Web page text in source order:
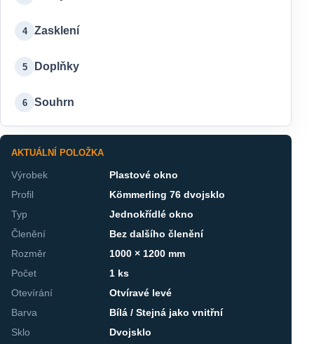
4 Zasklení
5 Doplňky
6 Souhrn
AKTUÁLNÍ POLOŽKA
Výrobek
Plastové okno
Profil
Kömmerling 76 dvojsklo
Typ
Jednokřídlé okno
Členění
Bez dalšího členění
Rozměr
1000 × 1200 mm
Počet
1 ks
Otevírání
Otvíravé levé
Barva
Bílá / Stejná jako vnitřní
Sklo
Dvojsklo